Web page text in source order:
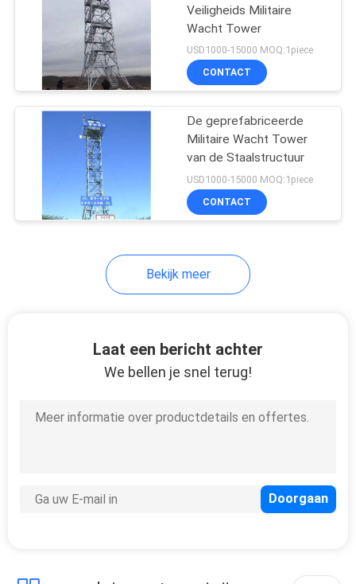
Mobiele Celtoren
Snelle
Tower
Veiligheids Militaire
Wacht Tower
USD1000-15000 MOQ:1piece
CONTACT
De geprefabriceerde
Militaire Wacht Tower
van de Staalstructuur
USD1000-15000 MOQ:1piece
CONTACT
Bekijk meer
Laat een bericht achter
We bellen je snel terug!